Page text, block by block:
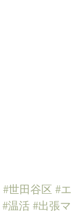
#世田谷区 #
#温活 #出張